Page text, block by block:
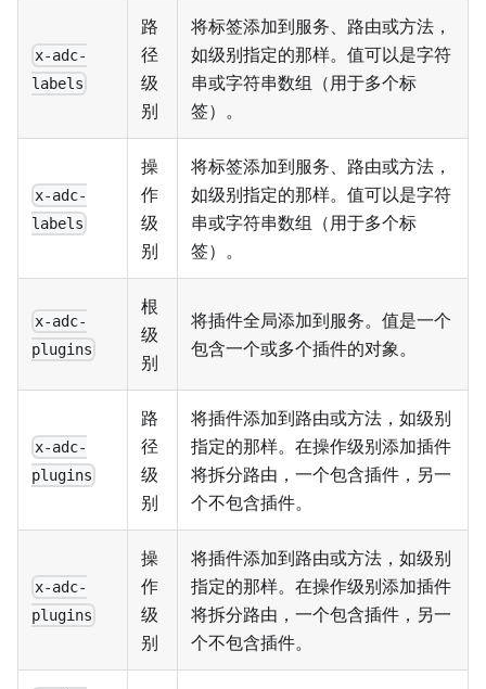
x-adc-
labels
路
径
级
别
将标签添加到服务、路由或方法，
如级别指定的那样。值可以是字符
串或字符串数组（用于多个标
签）。
x-adc-
labels
操
作
级
别
将标签添加到服务、路由或方法，
如级别指定的那样。值可以是字符
串或字符串数组（用于多个标
签）。
x-adc-
plugins
根
级
别
将插件全局添加到服务。值是一个
包含一个或多个插件的对象。
x-adc-
plugins
路
径
级
别
将插件添加到路由或方法，如级别
指定的那样。在操作级别添加插件
将拆分路由，一个包含插件，另一
个不包含插件。
x-adc-
plugins
操
作
级
别
将插件添加到路由或方法，如级别
指定的那样。在操作级别添加插件
将拆分路由，一个包含插件，另一
个不包含插件。